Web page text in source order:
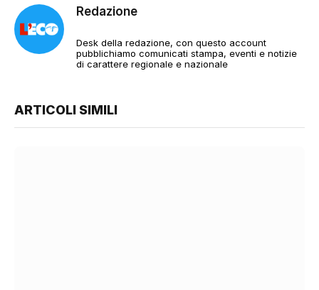
Redazione
Desk della redazione, con questo account
pubblichiamo comunicati stampa, eventi e notizie
di carattere regionale e nazionale
ARTICOLI SIMILI